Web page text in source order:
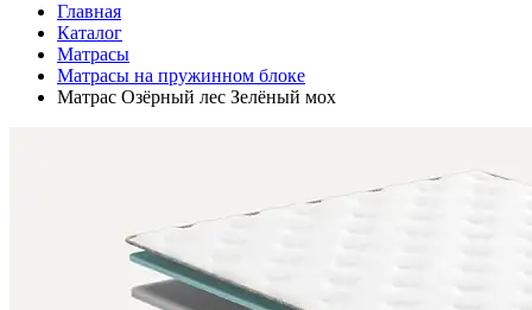
Главная
Каталог
Матрасы
Матрасы на пружинном блоке
Матрас Озёрный лес Зелёный мох